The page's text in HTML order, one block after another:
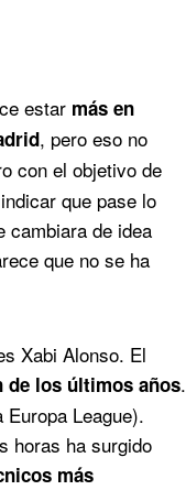
estar más en
, pero eso no
con el objetivo de
que pase lo
cambiara de idea
que no se ha
Xabi Alonso. El
de los últimos años.
League).
horas ha surgido
más